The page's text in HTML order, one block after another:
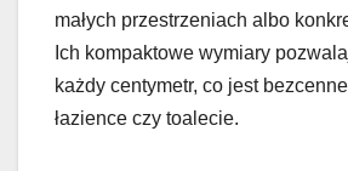
małych przestrzeniach albo
Ich kompaktowe wymiary
każdy centymetr, co jest
łazience czy toalecie.